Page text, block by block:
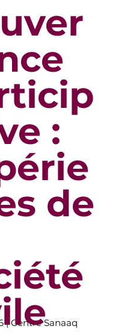
| Centre Sanaaq
:
de